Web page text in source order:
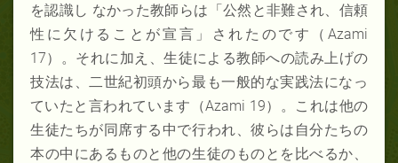
を認識し なかった教師らは「公然と非難され、信頼
性に欠けることが宣言」されたのです（Azami
17）。それに加え、生徒による教師への読み上げの
技法は、二世紀初頭から最も一般的な実践法になっ
ていたと言われています（Azami 19）。これは他の
生徒たちが同席する中で行われ、彼らは自分たちの
本の中にあるものと他の生徒のものとを比べるか、